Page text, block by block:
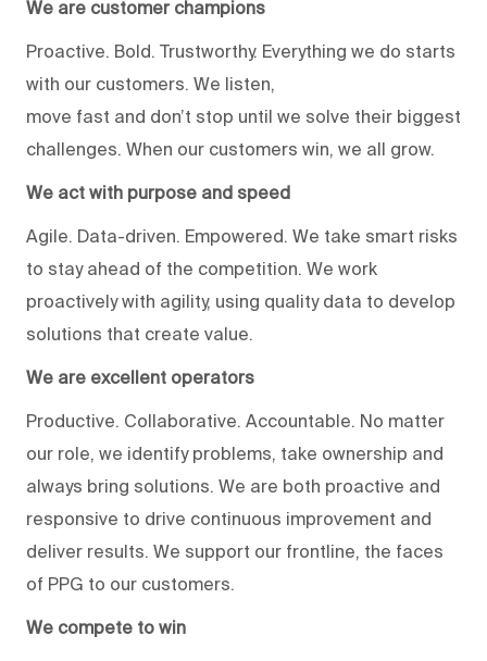
We are customer champions
Proactive. Bold. Trustworthy. Everything we do starts
with our customers. We listen,
move fast and don’t stop until we solve their biggest
challenges. When our customers win, we all grow.
We act with purpose and speed
Agile. Data-driven. Empowered. We take smart risks
to stay ahead of the competition. We work
proactively with agility, using quality data to develop
solutions that create value.
We are excellent operators
Productive. Collaborative. Accountable. No matter
our role, we identify problems, take ownership and
always bring solutions. We are both proactive and
responsive to drive continuous improvement and
deliver results. We support our frontline, the faces
of PPG to our customers.
We compete to win